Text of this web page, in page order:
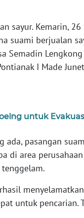
sayur. Kemarin,
suami berjualan
Semadin
I Made
untuk
ada, pasangan
di area
untuk pencarian.